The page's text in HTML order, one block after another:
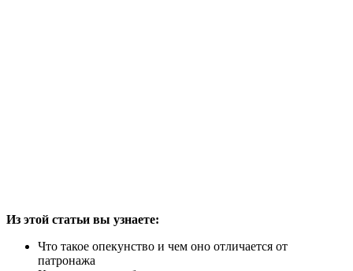
Из этой статьи вы узнаете:
Что такое опекунство и чем оно отличается от
патронажа